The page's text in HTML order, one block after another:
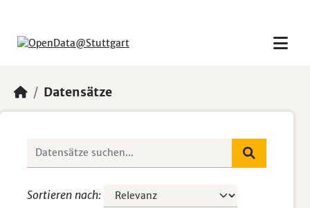
Datensätze
Sortieren nach